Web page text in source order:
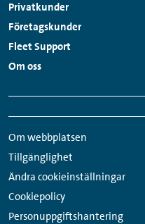
Sidfotsmeny
Privatkunder
Links:
Företagskunder
Links:
Fleet Support
Links:
Om oss
sidfot
Om webbplatsen
Tillgänglighet
Ändra cookieinställningar
Cookiepolicy
Personuppgiftshantering
medier-
länkar